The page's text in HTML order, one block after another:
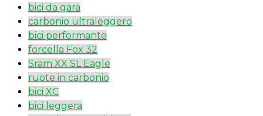
bici da gara
carbonio ultraleggero
bici performante
forcella Fox 32
Sram XX SL Eagle
ruote in carbonio
bici XC
bici leggera